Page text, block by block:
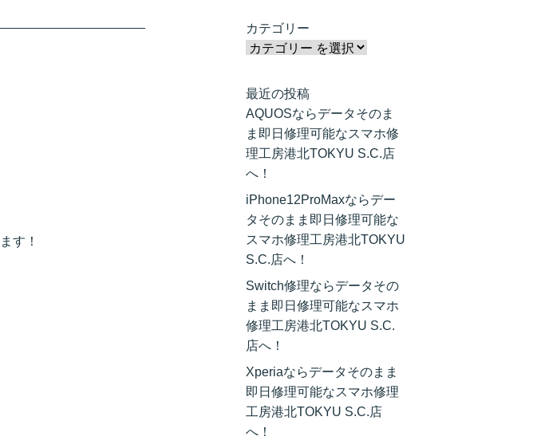
す！
カテゴリー
最近の投稿
AQUOSならデータそのま
ま即日修理可能なスマホ修
理工房港北TOKYU S.C.店
へ！
iPhone12ProMaxならデー
タそのまま即日修理可能な
スマホ修理工房港北TOKYU
S.C.店へ！
Switch修理ならデータその
まま即日修理可能なスマホ
修理工房港北TOKYU S.C.
店へ！
Xperiaならデータそのまま
即日修理可能なスマホ修理
工房港北TOKYU S.C.店
へ！